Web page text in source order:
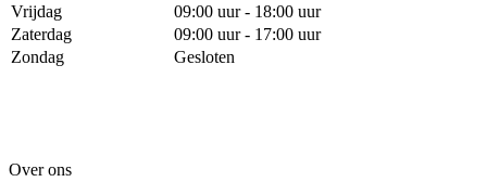
Vrijdag
09:00 uur - 18:00 uur
Zaterdag
09:00 uur - 17:00 uur
Zondag
Gesloten
Over ons